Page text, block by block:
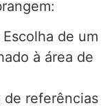
de um
à área de
de referências